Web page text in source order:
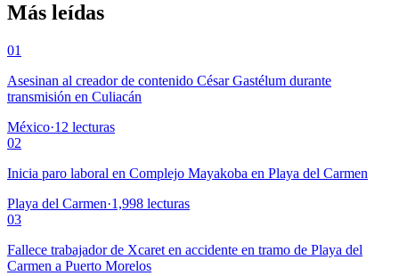
Más leídas
01
Asesinan al creador de contenido César Gastélum durante
transmisión en Culiacán
México·12 lecturas
02
Inicia paro laboral en Complejo Mayakoba en Playa del Carmen
Playa del Carmen·1,998 lecturas
03
Fallece trabajador de Xcaret en accidente en tramo de Playa del
Carmen a Puerto Morelos